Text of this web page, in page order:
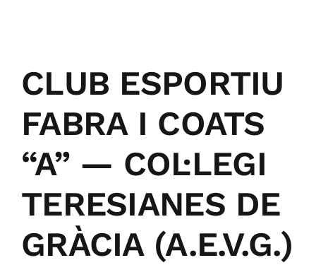
CLUB ESPORTIU
FABRA I COATS
“A” — COL·LEGI
TERESIANES DE
GRÀCIA (A.E.V.G.)